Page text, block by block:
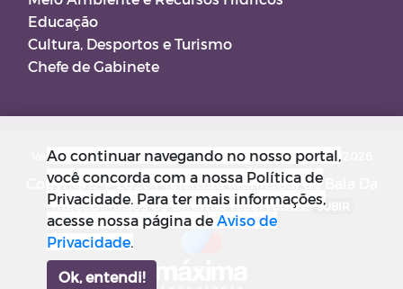
Educação
Cultura, Desportos e Turismo
Chefe de Gabinete
Versão do Sistema: 5.0.267 Data da Versão: 18/03/2026
Copyright © 2026 Prefeitura Municipal de Baia Da
Traição. Todos os direitos reservados. SUBIR
Ao continuar navegando no nosso portal,
você concorda com a nossa Política de
Privacidade. Para ter mais informações,
acesse nossa página deAviso de
Privacidade.
Ok, entendi!